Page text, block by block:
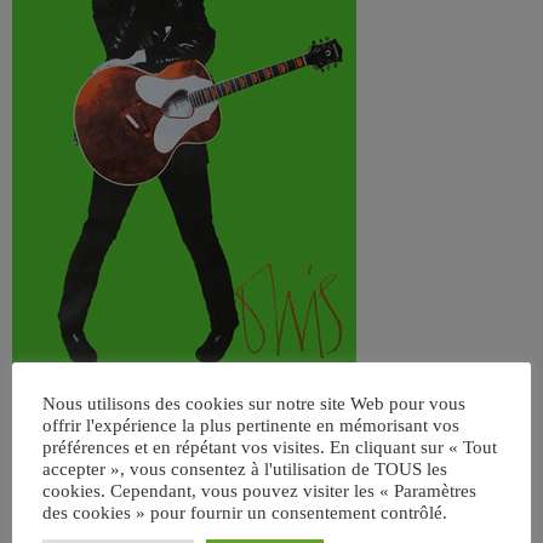
Nous utilisons des cookies sur notre site Web pour vous
offrir l'expérience la plus pertinente en mémorisant vos
préférences et en répétant vos visites. En cliquant sur « Tout
accepter », vous consentez à l'utilisation de TOUS les
cookies. Cependant, vous pouvez visiter les « Paramètres
des cookies » pour fournir un consentement contrôlé.